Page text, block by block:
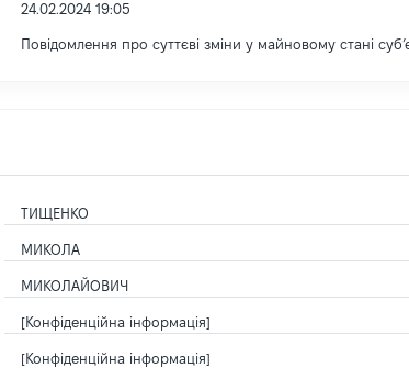
24.02.2024 19:05
Повідомлення про суттєві зміни у майновому стані
ТИЩЕНКО
МИКОЛА
МИКОЛАЙОВИЧ
[Конфіденційна інформація]
[Конфіденційна інформація]